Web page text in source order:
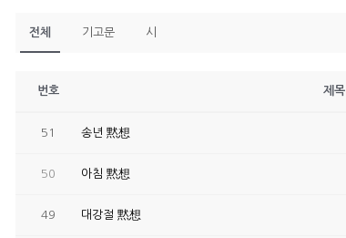
전체 기고문 시
번호 제목
51 송년 黙想
50 아침 黙想
49 대강절 黙想